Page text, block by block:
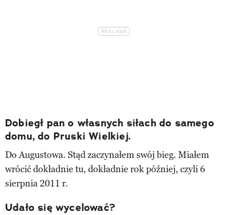
Dobiegł pan o własnych siłach do samego
domu, do Pruski Wielkiej.
Do Augustowa. Stąd zaczynałem swój bieg. Miałem
wrócić dokładnie tu, dokładnie rok później, czyli 6
sierpnia 2011 r.
Udało się wycelować?